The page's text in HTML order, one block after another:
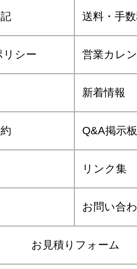
送料・手
リシー 営業カレ
新着情報
Q&A掲示板
リンク集
お問い合
お見積りフォーム